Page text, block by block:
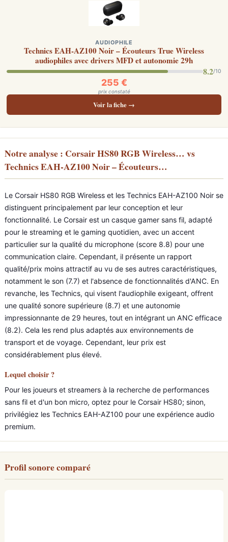
AUDIOPHILE
Technics EAH-AZ100 Noir – Écouteurs True Wireless
audiophiles avec drivers MFD et autonomie 29h
8.2/10
255 €
prix constaté
Voir la fiche →
Notre analyse : Corsair HS80 RGB Wireless… vs
Technics EAH-AZ100 Noir – Écouteurs…
Le Corsair HS80 RGB Wireless et les Technics EAH-AZ100 Noir se
distinguent principalement par leur conception et leur
fonctionnalité. Le Corsair est un casque gamer sans fil, adapté
pour le streaming et le gaming quotidien, avec un accent
particulier sur la qualité du microphone (score 8.8) pour une
communication claire. Cependant, il présente un rapport
qualité/prix moins attractif au vu de ses autres caractéristiques,
notamment le son (7.7) et l'absence de fonctionnalités d'ANC. En
revanche, les Technics, qui visent l'audiophile exigeant, offrent
une qualité sonore supérieure (8.7) et une autonomie
impressionnante de 29 heures, tout en intégrant un ANC efficace
(8.2). Cela les rend plus adaptés aux environnements de
transport et de voyage. Cependant, leur prix est
considérablement plus élevé.
Lequel choisir ?
Pour les joueurs et streamers à la recherche de performances
sans fil et d'un bon micro, optez pour le Corsair HS80; sinon,
privilégiez les Technics EAH-AZ100 pour une expérience audio
premium.
Profil sonore comparé